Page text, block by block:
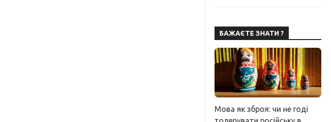
БАЖАЄТЕ ЗНАТИ ?
Мова як зброя: чи не годі